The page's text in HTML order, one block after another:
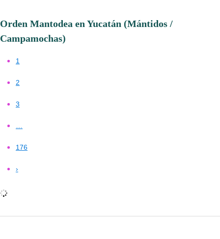
Orden Mantodea en Yucatán (Mántidos /
Campamochas)
1
2
3
176
›